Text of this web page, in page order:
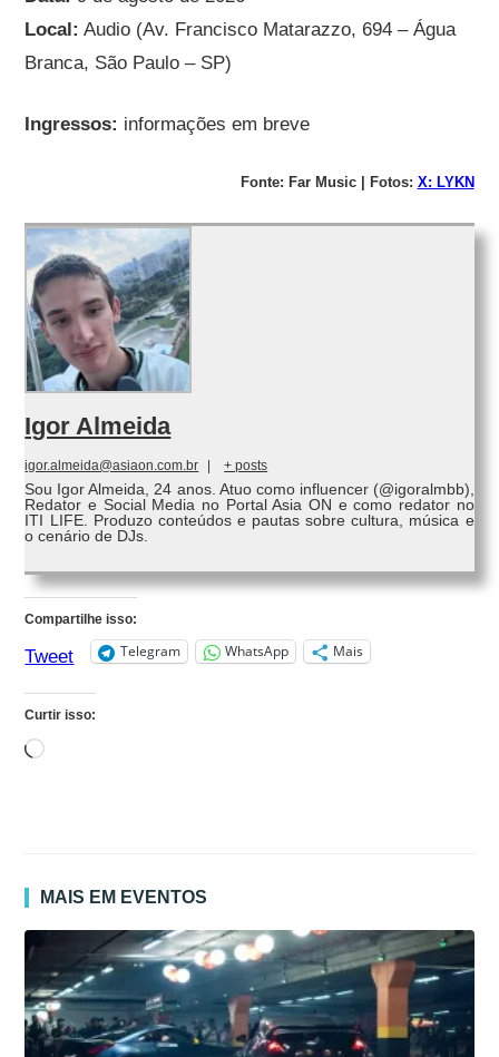
Local: Audio (Av. Francisco Matarazzo, 694 – Água
Branca, São Paulo – SP)
Ingressos: informações em breve
Fonte: Far Music | Fotos: X: LYKN
Igor Almeida
igor.almeida@asiaon.com.br | + posts
Sou Igor Almeida, 24 anos. Atuo como influencer (@igoralmbb),
Redator e Social Media no Portal Asia ON e como redator no
ITI LIFE. Produzo conteúdos e pautas sobre cultura, música e
o cenário de DJs.
Compartilhe isso:
Tweet Telegram WhatsApp Mais
Curtir isso:
Carregando...
MAIS EM EVENTOS